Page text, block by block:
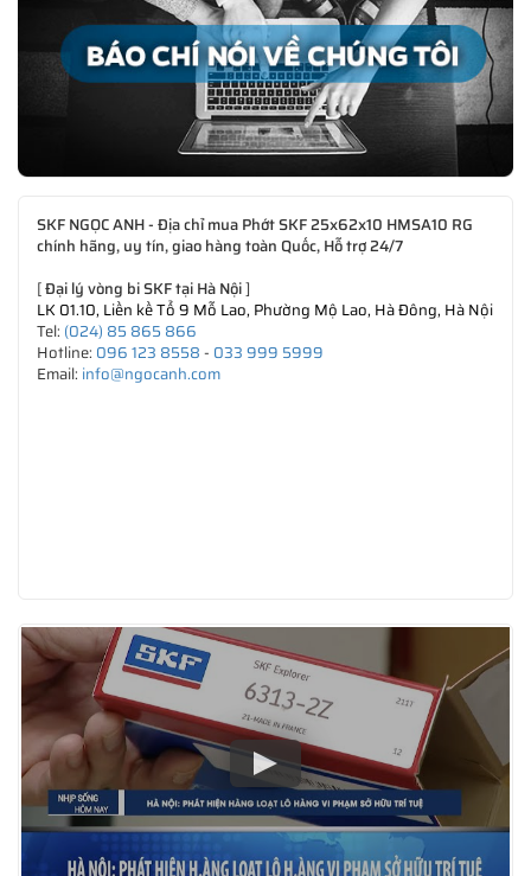
SKF NGỌC ANH - Địa chỉ mua Phớt SKF 25x62x10 HMSA10 RG
chính hãng, uy tín, giao hàng toàn Quốc, Hỗ trợ 24/7
[Đại lý vòng bi SKF tại Hà Nội]
LK 01.10, Liền kề Tổ 9 Mỗ Lao, Phường Mộ Lao, Hà Đông, Hà Nội
Tel: (024) 85 865 866
Hotline: 096 123 8558- 033 999 5999
Email: info@ngocanh.com